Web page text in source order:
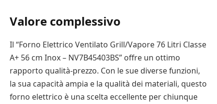
Valore complessivo
Il “Forno Elettrico Ventilato Grill/Vapore 76 Litri Classe
A+ 56 cm Inox – NV7B45403BS” offre un ottimo
rapporto qualità-prezzo. Con le sue diverse funzioni,
la sua capacità ampia e la qualità dei materiali, questo
forno elettrico è una scelta eccellente per chiunque